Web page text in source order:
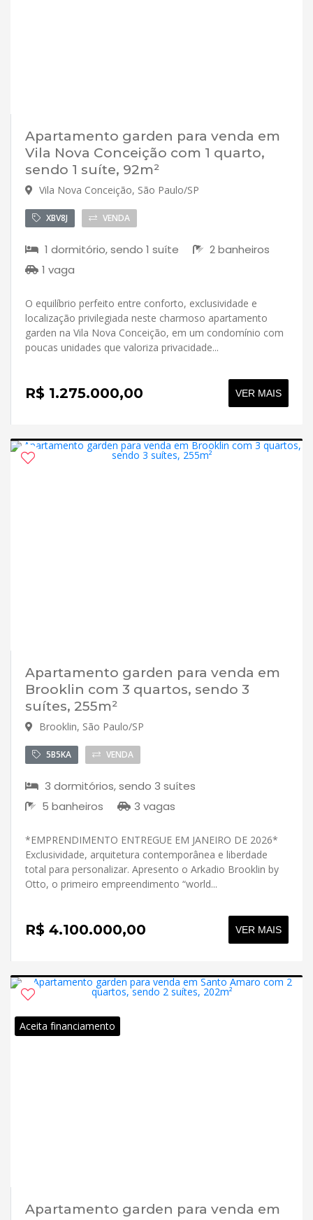
Apartamento garden para venda em
Vila Nova Conceição com 1 quarto,
sendo 1 suíte, 92m²
Vila Nova Conceição, São Paulo/SP
XBV8J VENDA
1 dormitório, sendo 1 suíte
2 banheiros
1 vaga
O equilíbrio perfeito entre conforto, exclusividade e
localização privilegiada neste charmoso apartamento
garden na Vila Nova Conceição, em um condomínio com
poucas unidades que valoriza privacidade...
R$ 1.275.000,00 VER MAIS
Apartamento garden para venda em
Brooklin com 3 quartos, sendo 3
suítes, 255m²
Brooklin, São Paulo/SP
5B5KA VENDA
3 dormitórios, sendo 3 suítes
5 banheiros
3 vagas
*EMPRENDIMENTO ENTREGUE EM JANEIRO DE 2026*
Exclusividade, arquitetura contemporânea e liberdade
total para personalizar. Apresento o Arkadio Brooklin by
Otto, o primeiro empreendimento “world...
R$ 4.100.000,00 VER MAIS
Aceita financiamento
Apartamento garden para venda em